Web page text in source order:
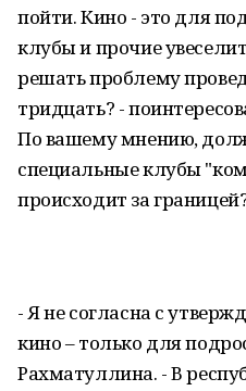
пойти. Кино - это для
клубы и прочие
решать проблему
тридцать? -
По вашему мнению,
специальные клубы
происходит за
- Я не согласна с
кино – только для
Рахматуллина. - В